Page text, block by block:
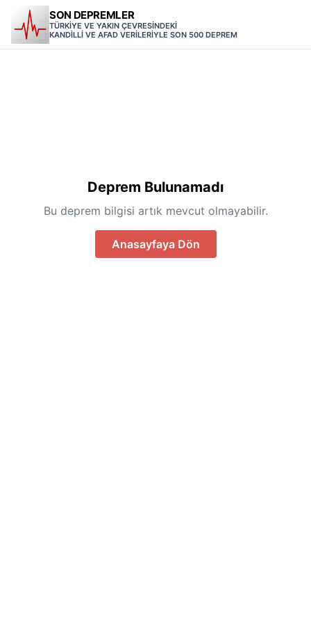
SON DEPREMLER
TÜRKİYE VE YAKIN ÇEVRESİNDEKİ
KANDİLLİ VE AFAD VERİLERİYLE SON 500 DEPREM
Deprem Bulunamadı
Bu deprem bilgisi artık mevcut olmayabilir.
Anasayfaya Dön